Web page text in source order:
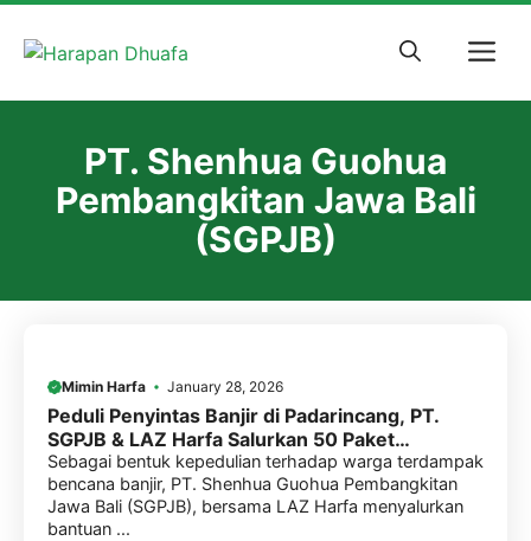
PT. Shenhua Guohua
Pembangkitan Jawa Bali
(SGPJB)
Mimin Harfa January 28, 2026
Peduli Penyintas Banjir di Padarincang, PT.
SGPJB & LAZ Harfa Salurkan 50 Paket
Sembako
Sebagai bentuk kepedulian terhadap warga terdampak
bencana banjir, PT. Shenhua Guohua Pembangkitan
Jawa Bali (SGPJB), bersama LAZ Harfa menyalurkan
bantuan ...